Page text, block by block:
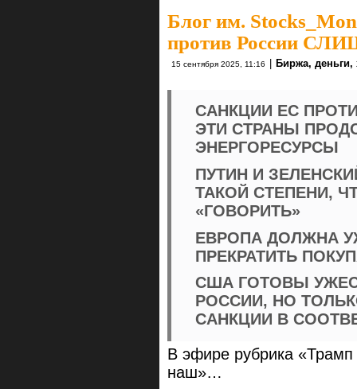
Блог им.
против России
15 сентября 2025, 11:16 Биржа, деньги,
САНКЦИИ ЕС
ЭТИ СТРАНЫ
ЭНЕРГОРЕСУРСЫ
ПУТИН И
ТАКОЙ СТЕПЕНИ,
«ГОВОРИТЬ»
ЕВРОПА ДОЛЖНА
ПРЕКРАТИТЬ
США ГОТОВЫ
РОССИИ, НО
САНКЦИИ В
В эфире рубрика
наш»…